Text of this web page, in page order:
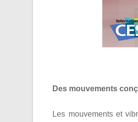
Des mouvements
Les mouvements et